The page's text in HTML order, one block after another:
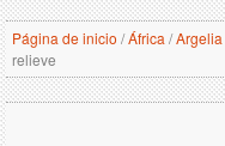
Página de inicio /África /Argelia
relieve